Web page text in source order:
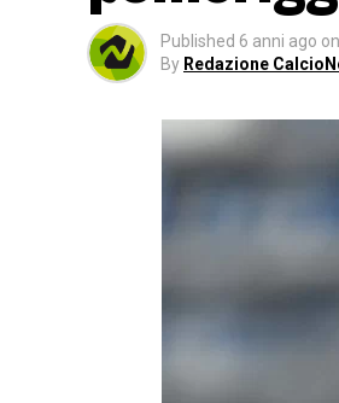
Published 6 anni ago on
By Redazione